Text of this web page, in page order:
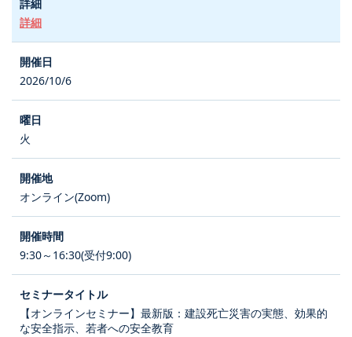
詳細
2026/10/6
火
オンライン(Zoom)
9:30～16:30(受付9:00)
【オンラインセミナー】最新版：建設死亡災害の実態、効果的
な安全指示、若者への安全教育